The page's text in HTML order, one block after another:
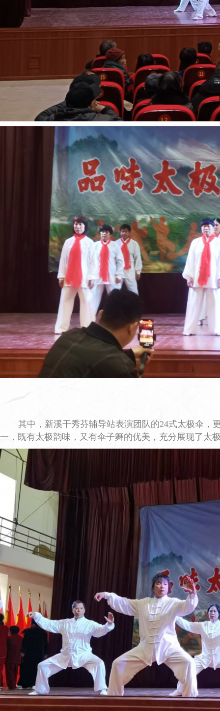
其中，新溪干秀芬辅导站表演团队的24式太极伞，
一，既有太极韵味，又有伞子舞的优美，充分展现了太